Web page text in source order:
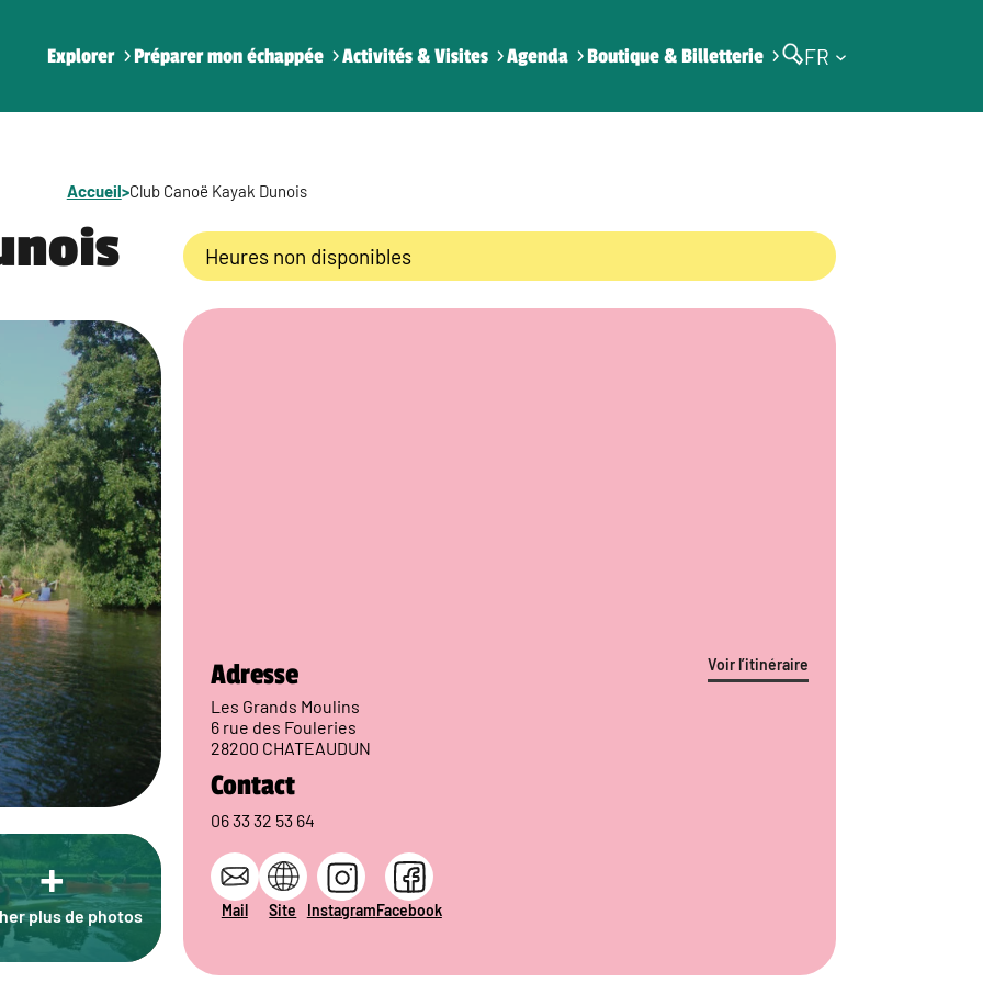
Explorer Préparer mon échappée Activités & Visites Agenda Boutique & Billetterie FR
Accueil>Club Canoë Kayak Dunois
+
plus de photos
Heures non disponibles
Voir l’itinéraire
Adresse
Les Grands Moulins
6 rue des Fouleries
28200 CHATEAUDUN
Contact
06 33 32 53 64
Mail Site InstagramFacebook